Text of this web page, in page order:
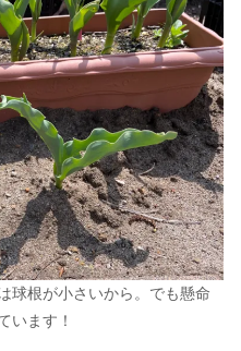
根が小さいから。でも懸命
います！